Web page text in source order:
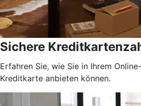
Sichere
Erfahren Sie, wie Sie in Ihrem
Kreditkarte anbieten können.